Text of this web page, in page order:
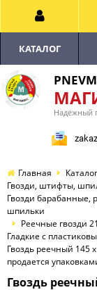
Надёжный
КАТАЛОГ
Главная
Гвозди, штифты,
Гвозди
шпильки
Реечные гвозди
Гладкие с
Гвоздь реечный 145
продается
Гвоздь